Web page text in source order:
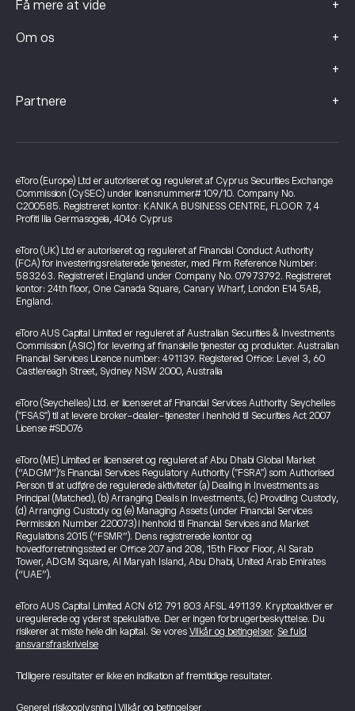
Få mere at vide +
Om os +
+
Partnere +
eToro (Europe) Ltd er autoriseret og reguleret af Cyprus Securities Exchange
Commission (CySEC) under licensnummer# 109/10. Company No.
C200585. Registreret kontor: KANIKA BUSINESS CENTRE, FLOOR 7, 4
Profiti Ilia Germasogeia, 4046 Cyprus
eToro (UK) Ltd er autoriseret og reguleret af Financial Conduct Authority
(FCA) for investeringsrelaterede tjenester, med Firm Reference Number:
583263. Registreret i England under Company No. 07973792. Registreret
kontor: 24th floor, One Canada Square, Canary Wharf, London E14 5AB,
England.
eToro AUS Capital Limited er reguleret af Australian Securities & Investments
Commission (ASIC) for levering af finansielle tjenester og produkter. Australian
Financial Services Licence number: 491139. Registered Office: Level 3, 60
Castlereagh Street, Sydney NSW 2000, Australia
eToro (Seychelles) Ltd. er licenseret af Financial Services Authority Seychelles
("FSAS") til at levere broker-dealer-tjenester i henhold til Securities Act 2007
License #SD076
eToro (ME) Limited er licenseret og reguleret af Abu Dhabi Global Market
(“ADGM”)’s Financial Services Regulatory Authority ("FSRA") som Authorised
Person til at udføre de regulerede aktiviteter (a) Dealing in Investments as
Principal (Matched), (b) Arranging Deals in Investments, (c) Providing Custody,
(d) Arranging Custody og (e) Managing Assets (under Financial Services
Permission Number 220073) i henhold til Financial Services and Market
Regulations 2015 (“FSMR”). Dens registrerede kontor og
hovedforretningssted er Office 207 and 208, 15th Floor Floor, Al Sarab
Tower, ADGM Square, Al Maryah Island, Abu Dhabi, United Arab Emirates
(“UAE”).
eToro AUS Capital Limited ACN 612 791 803 AFSL 491139. Kryptoaktiver er
uregulerede og yderst spekulative. Der er ingen forbrugerbeskyttelse. Du
risikerer at miste hele din kapital. Se vores Vilkår og betingelser. Se fuld
ansvarsfraskrivelse
Tidligere resultater er ikke en indikation af fremtidige resultater.
Generel risikooplysning Vilkår og betingelser